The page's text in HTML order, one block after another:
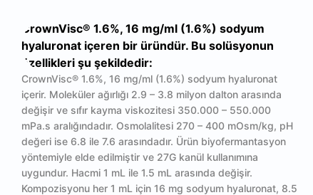
CrownVisc® 1.6%, 16 mg/ml (1.6%) sodyum
hyaluronat içeren bir üründür. Bu solüsyonun
özellikleri şu şekildedir:
CrownVisc® 1.6%, 16 mg/ml (1.6%) sodyum hyaluronat
içerir. Moleküler ağırlığı 2.9 – 3.8 milyon dalton arasında
değişir ve sıfır kayma viskozitesi 350.000 – 550.000
mPa.s aralığındadır. Osmolalitesi 270 – 400 mOsm/kg, pH
değeri ise 6.8 ile 7.6 arasındadır. Ürün biyofermantasyon
yöntemiyle elde edilmiştir ve 27G kanül kullanımına
uygundur. Hacmi 1 mL ile 1.5 mL arasında değişir.
Kompozisyonu her 1 mL için 16 mg sodyum hyaluronat, 8.5